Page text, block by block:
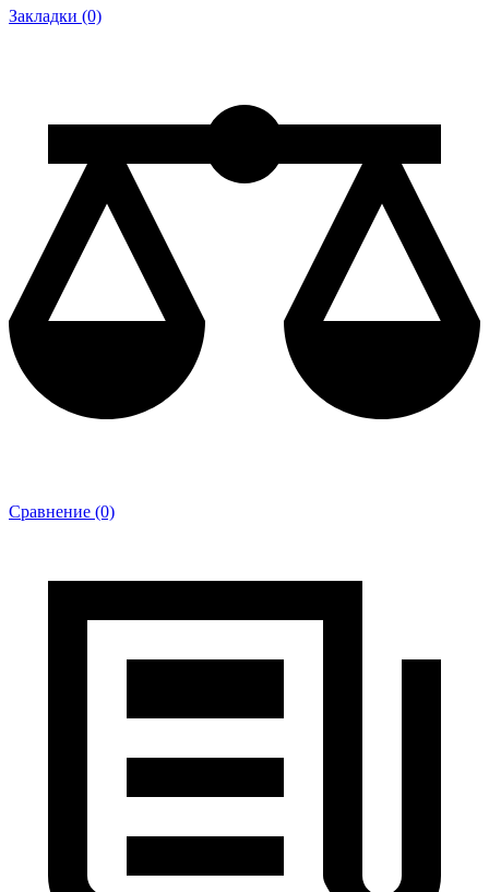
Закладки (0)
Сравнение (0)